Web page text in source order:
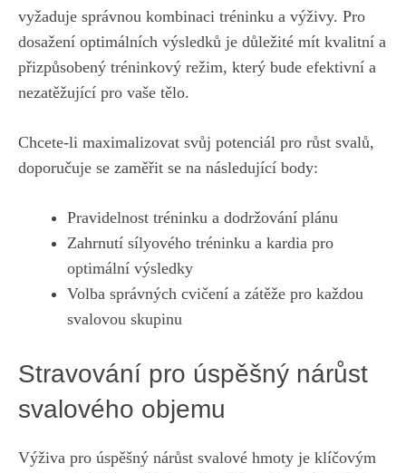
vyžaduje správnou kombinaci tréninku a výživy. Pro
dosažení optimálních výsledků je důležité mít kvalitní a
přizpůsobený tréninkový režim, který bude efektivní a
nezatěžující pro vaše tělo.
Chcete-li maximalizovat svůj potenciál pro růst svalů,
doporučuje se zaměřit se na následující body:
Pravidelnost tréninku a dodržování plánu
Zahrnutí sílyového tréninku a kardia pro
optimální výsledky
Volba správných cvičení a zátěže pro každou
svalovou skupinu
Stravování pro úspěšný nárůst
svalového objemu
Výživa pro úspěšný nárůst svalové hmoty je klíčovým